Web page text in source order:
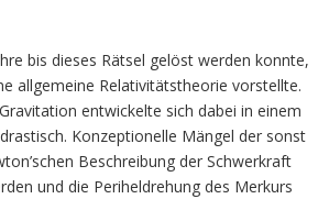
bis dieses Rätsel gelöst werden konnte,
allgemeine Relativitätstheorie vorstellte.
entwickelte sich dabei in einem
Konzeptionelle Mängel der sonst
Beschreibung der Schwerkraft
und die Periheldrehung des Merkurs